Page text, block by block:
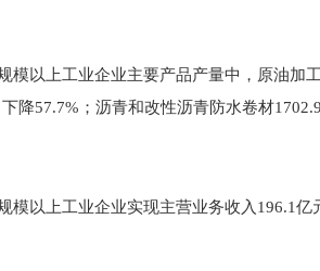
以上工业企业主要产品产量中，原油加工
降57.7%；沥青和改性沥青防水卷材
以上工业企业实现主营业务收入196.1亿